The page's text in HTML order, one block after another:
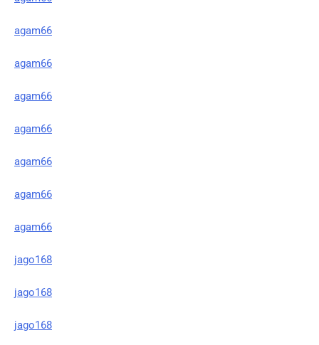
agam66
agam66
agam66
agam66
agam66
agam66
agam66
jago168
jago168
jago168